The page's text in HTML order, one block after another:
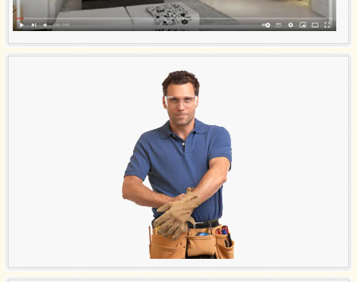
Poradnik remontowy
Referencje certyfikaty
Wycena usług
Kontakt